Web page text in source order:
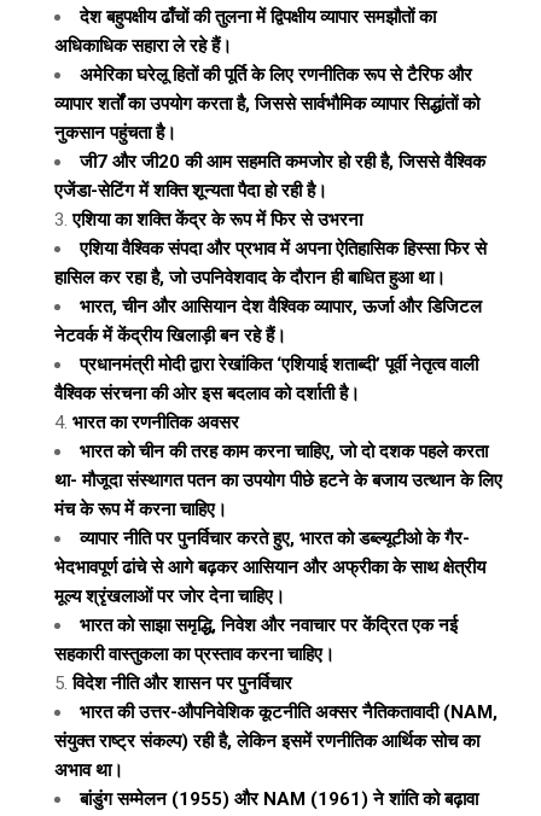
देश बहुपक्षीय ढाँचों की तुलना में द्विपक्षीय व्यापार समझौतों का
अधिकाधिक सहारा ले रहे हैं।
अमेरिका घरेलू हितों की पूर्ति के लिए रणनीतिक रूप से टैरिफ और
व्यापार शर्तों का उपयोग करता है, जिससे सार्वभौमिक व्यापार सिद्धांतों को
नुकसान पहुंचता है।
जी7 और जी20 की आम सहमति कमजोर हो रही है, जिससे वैश्विक
एजेंडा-सेटिंग में शक्ति शून्यता पैदा हो रही है।
एशिया का शक्ति केंद्र के रूप में फिर से उभरना
एशिया वैश्विक संपदा और प्रभाव में अपना ऐतिहासिक हिस्सा फिर से
हासिल कर रहा है, जो उपनिवेशवाद के दौरान ही बाधित हुआ था।
भारत, चीन और आसियान देश वैश्विक व्यापार, ऊर्जा और डिजिटल
नेटवर्क में केंद्रीय खिलाड़ी बन रहे हैं।
प्रधानमंत्री मोदी द्वारा रेखांकित ‘एशियाई शताब्दी’ पूर्वी नेतृत्व वाली
वैश्विक संरचना की ओर इस बदलाव को दर्शाती है।
भारत का रणनीतिक अवसर
भारत को चीन की तरह काम करना चाहिए, जो दो दशक पहले करता
था- मौजूदा संस्थागत पतन का उपयोग पीछे हटने के बजाय उत्थान के लिए
मंच के रूप में करना चाहिए।
व्यापार नीति पर पुनर्विचार करते हुए, भारत को डब्ल्यूटीओ के गैर-
भेदभावपूर्ण ढांचे से आगे बढ़कर आसियान और अफ्रीका के साथ क्षेत्रीय
मूल्य श्रृंखलाओं पर जोर देना चाहिए।
भारत को साझा समृद्धि, निवेश और नवाचार पर केंद्रित एक नई
सहकारी वास्तुकला का प्रस्ताव करना चाहिए।
विदेश नीति और शासन पर पुनर्विचार
भारत की उत्तर-औपनिवेशिक कूटनीति अक्सर नैतिकतावादी (NAM,
संयुक्त राष्ट्र संकल्प) रही है, लेकिन इसमें रणनीतिक आर्थिक सोच का
अभाव था।
बांडुंग सम्मेलन (1955) और NAM (1961) ने शांति को बढ़ावा